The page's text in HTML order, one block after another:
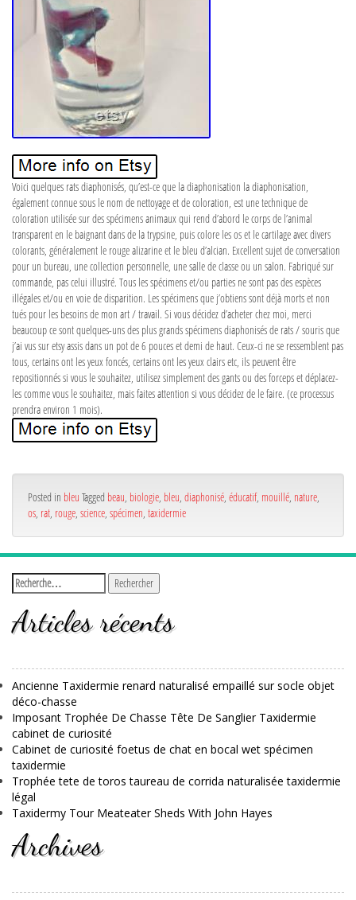
Voici quelques rats diaphonisés, qu’est-ce que la diaphonisation la diaphonisation,
également connue sous le nom de nettoyage et de coloration, est une technique de
coloration utilisée sur des spécimens animaux qui rend d’abord le corps de l’animal
transparent en le baignant dans de la trypsine, puis colore les os et le cartilage avec divers
colorants, généralement le rouge alizarine et le bleu d’alcian. Excellent sujet de conversation
pour un bureau, une collection personnelle, une salle de classe ou un salon. Fabriqué sur
commande, pas celui illustré. Tous les spécimens et/ou parties ne sont pas des espèces
illégales et/ou en voie de disparition. Les spécimens que j’obtiens sont déjà morts et non
tués pour les besoins de mon art / travail. Si vous décidez d’acheter chez moi, merci
beaucoup ce sont quelques-uns des plus grands spécimens diaphonisés de rats / souris que
j’ai vus sur etsy assis dans un pot de 6 pouces et demi de haut. Ceux-ci ne se ressemblent pas
tous, certains ont les yeux foncés, certains ont les yeux clairs etc, ils peuvent être
repositionnés si vous le souhaitez, utilisez simplement des gants ou des forceps et déplacez-
les comme vous le souhaitez, mais faites attention si vous décidez de le faire. (ce processus
prendra environ 1 mois).
Posted in bleu Tagged beau biologie bleu diaphonisé éducatif, mouillé nature
os rat rouge science spécimen taxidermie
Articles récents
Ancienne Taxidermie renard naturalisé empaillé sur socle objet
déco-chasse
Imposant Trophée De Chasse Tête De Sanglier Taxidermie
cabinet de curiosité
Cabinet de curiosité foetus de chat en bocal wet spécimen
taxidermie
Trophée tete de toros taureau de corrida naturalisée taxidermie
légal
Taxidermy Tour Meateater Sheds With John Hayes
Archives